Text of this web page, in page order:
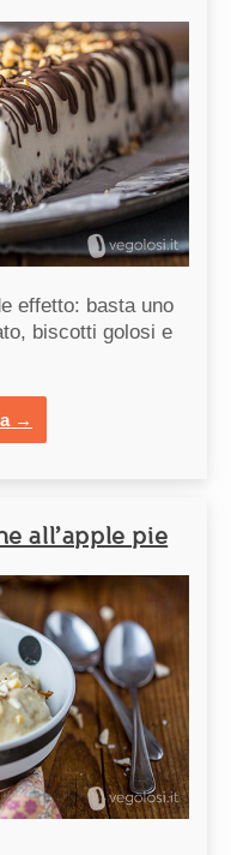
effetto: basta uno
biscotti golosi e
→
all’apple pie